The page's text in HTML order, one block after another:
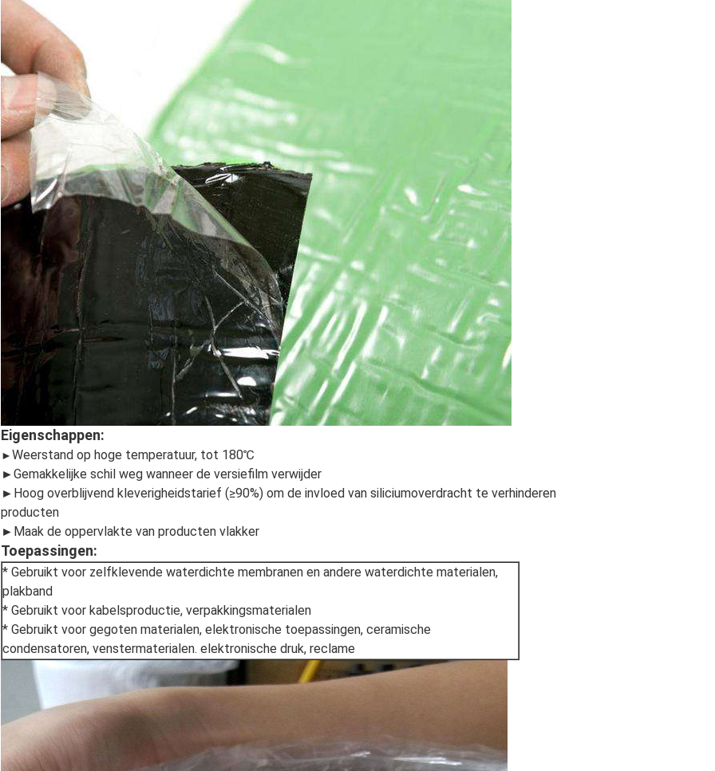
Eigenschappen:
►Weerstand op hoge temperatuur, tot 180℃
►Gemakkelijke schil weg wanneer de versiefilm verwijder
►Hoog overblijvend kleverigheidstarief (≥90%) om de invloed van siliciumoverdracht te verhinderen
producten
►Maak de oppervlakte van producten vlakker
Toepassingen:
* Gebruikt voor zelfklevende waterdichte membranen en andere waterdichte materialen,
plakband
* Gebruikt voor kabelsproductie, verpakkingsmaterialen
* Gebruikt voor gegoten materialen, elektronische toepassingen, ceramische
condensatoren, venstermaterialen. elektronische druk, reclame